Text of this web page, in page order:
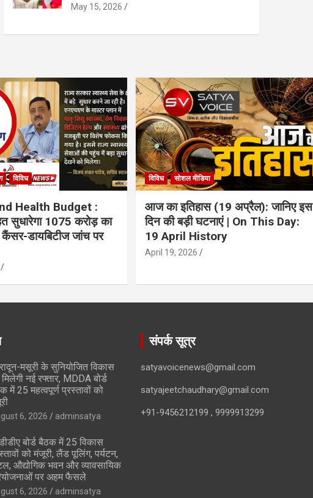
May 15, 2026
विविध
Health Budget :
सुधारेगा 1075 करोड़ का
कैंसर-डायबिटीज जांच पर
विविध सोशल मीडिया
आज का इतिहास (19 अप्रैल): जानिए इस
दिन की बड़ी घटनाएं | On This Day:
19 April History
April 19, 2026
मसूरी के सुनियोजित विकास
नई रफ्तार, MDDA बोर्ड
में 25 महत्वपूर्ण प्रस्तावों को
6, 2026 adminsatya
बोर्ड बैठक में 25 विकास
को मंजूरी, लैंड पूलिंग, पर्यटन,
औद्योगिक भवन और व्यावसायिक
पर अहम फैसले
6, 2026 adminsatya
संपर्क सूत्र
satyavoicenews@gmail.com
satyajeetchaudhary@gmail.com
+91-9456212199 , 9999913299